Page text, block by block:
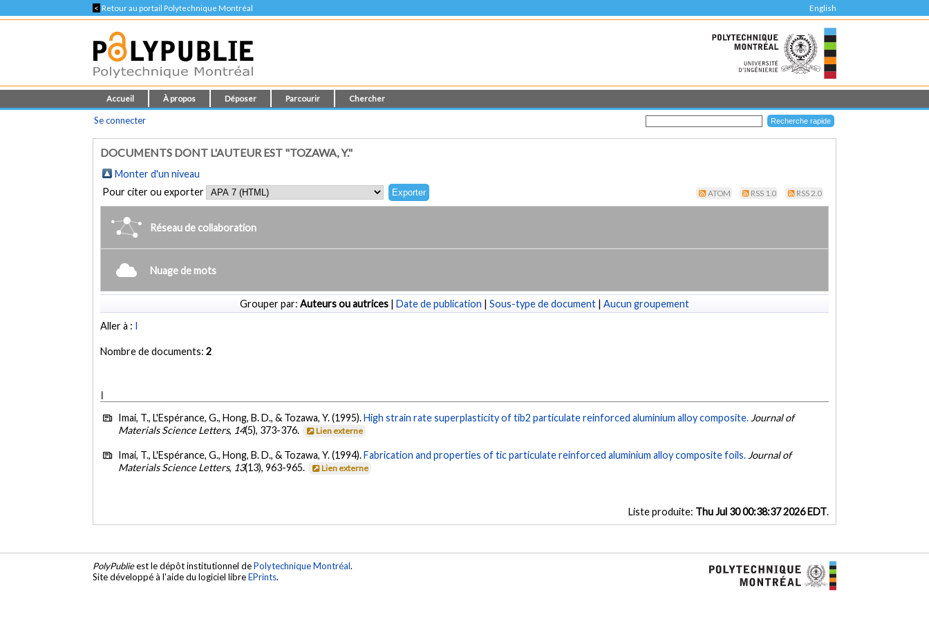
< Retour au portail Polytechnique Montréal English
Accueil À propos Déposer Parcourir Chercher
Se connecter
DOCUMENTS DONT L'AUTEUR EST "TOZAWA, Y."
Monter d'un niveau
Pour citer ou exporter
ATOM RSS 1.0 RSS 2.0
Réseau de collaboration
Nuage de mots
Grouper par: Auteurs ou autrices | Date de publication | Sous-type de document | Aucun groupement
Aller à : I
Nombre de documents:2
I
Imai, T., L'Espérance, G., Hong, B. D., & Tozawa, Y. (1995).High strain rate superplasticity of tib2 particulate reinforced aluminium alloy composite. Journal of
Materials Science Letters, 14(5), 373-376. Lien externe
Imai, T., L'Espérance, G., Hong, B. D., & Tozawa, Y. (1994).Fabrication and properties of tic particulate reinforced aluminium alloy composite foils. Journal of
Materials Science Letters, 13(13), 963-965. Lien externe
Liste produite: Thu Jul 30 00:38:37 2026 EDT.
PolyPublieest le dépôt institutionnel dePolytechnique Montréal.
Site développé à l'aide du logiciel libreEPrints.